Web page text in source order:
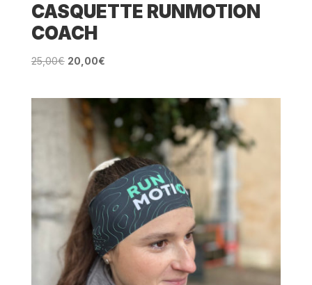
CASQUETTE RUNMOTION
COACH
25,00€ Le
était :
25,00€.
20,00€Le
20,00€.